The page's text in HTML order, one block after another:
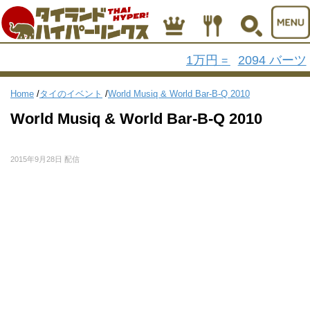
1万円 = 2094 バーツ
Home /タイのイベント /World Musiq & World Bar-B-Q 2010
World Musiq & World Bar-B-Q 2010
2015年9月28日 配信